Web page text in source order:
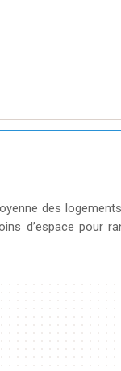
des
d’espace pour